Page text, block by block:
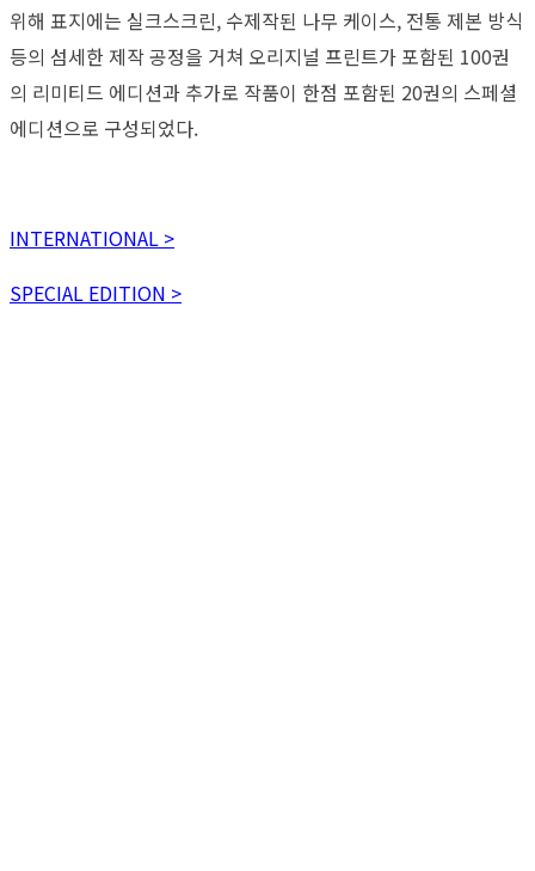
위해 표지에는 실크스크린, 수제작된 나무 케이스, 전통 제본 방식
등의 섬세한 제작 공정을 거쳐 오리지널 프린트가 포함된 100권
의 리미티드 에디션과 추가로 작품이 한점 포함된 20권의 스페셜
에디션으로 구성되었다.
INTERNATIONAL >
SPECIAL EDITION >